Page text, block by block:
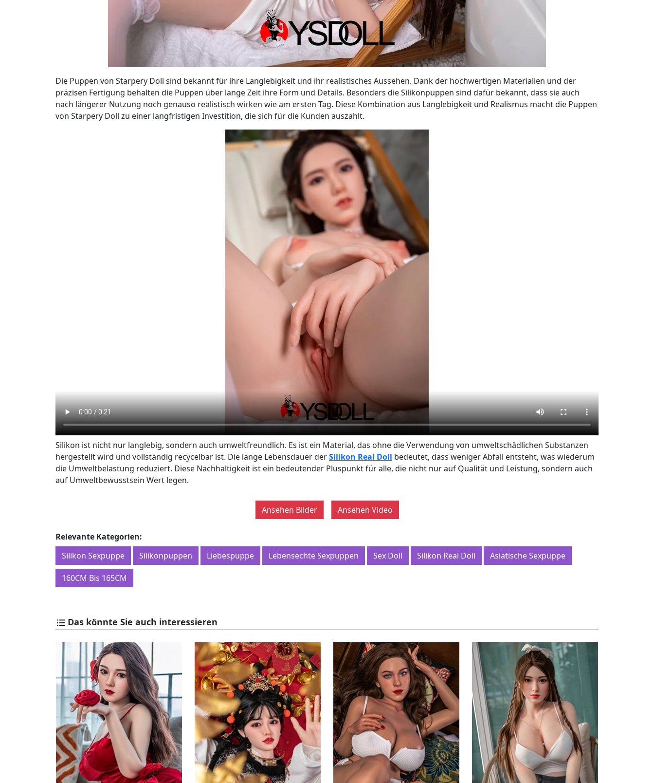
Die Puppen von Starpery Doll sind bekannt für ihre Langlebigkeit und ihr realistisches Aussehen. Dank der hochwertigen Materialien und der
präzisen Fertigung behalten die Puppen über lange Zeit ihre Form und Details. Besonders die Silikonpuppen sind dafür bekannt, dass sie auch
nach längerer Nutzung noch genauso realistisch wirken wie am ersten Tag. Diese Kombination aus Langlebigkeit und Realismus macht die Puppen
von Starpery Doll zu einer langfristigen Investition, die sich für die Kunden auszahlt.
Silikon ist nicht nur langlebig, sondern auch umweltfreundlich. Es ist ein Material, das ohne die Verwendung von umweltschädlichen Substanzen
hergestellt wird und vollständig recycelbar ist. Die lange Lebensdauer derSilikon Real Doll bedeutet, dass weniger Abfall entsteht, was wiederum
die Umweltbelastung reduziert. Diese Nachhaltigkeit ist ein bedeutender Pluspunkt für alle, die nicht nur auf Qualität und Leistung, sondern auch
auf Umweltbewusstsein Wert legen.
Ansehen Bilder Ansehen Video
Relevante Kategorien:
Silikon Sexpuppe
Silikonpuppen Liebespuppe Lebensechte Sexpuppen Sex Doll Silikon Real Doll Asiatische Sexpuppe
160CM Bis 165CM
Das könnte Sie auch interessieren